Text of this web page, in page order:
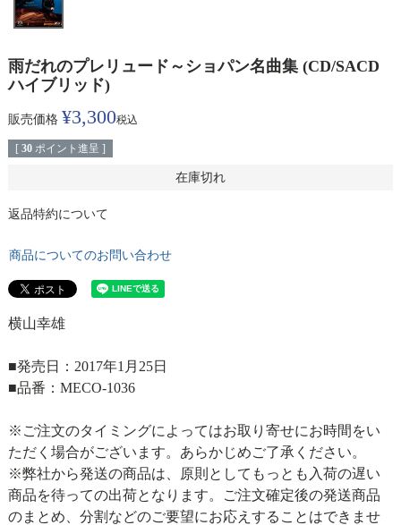
雨だれのプレリュード～ショパン名曲集 (CD/SACD
ハイブリッド)
販売価格 ¥3,300税込
[ 30 ポイント進呈 ]
在庫切れ
返品特約について
商品についてのお問い合わせ
横山幸雄
■発売日：2017年1月25日
■品番：MECO-1036
※ご注文のタイミングによってはお取り寄せにお時間をい
ただく場合がございます。あらかじめご了承ください。
※弊社から発送の商品は、原則としてもっとも入荷の遅い
商品を待っての出荷となります。ご注文確定後の発送商品
のまとめ、分割などのご要望にお応えすることはできませ